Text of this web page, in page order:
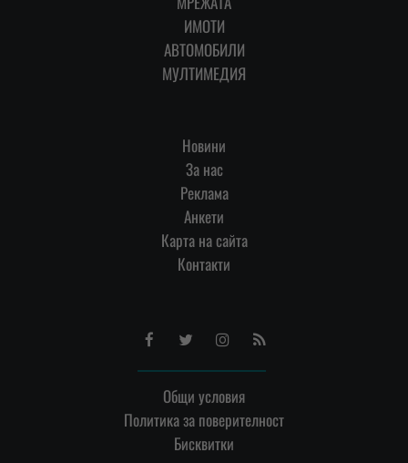
ИМОТИ
АВТОМОБИЛИ
МУЛТИМЕДИЯ
Новини
За нас
Реклама
Анкети
Карта на сайта
Контакти
FacebookTwitterInstagram
RSS
Общи условия
Политика за поверителност
Бисквитки